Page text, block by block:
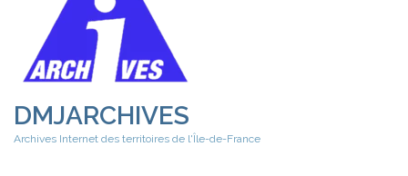
DMJARCHIVES
Archives Internet des territoires de l'Île-de-France